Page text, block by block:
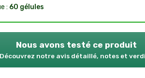
: 60 gélules
Nous avons testé ce produit
Découvrez notre avis détaillé, notes et